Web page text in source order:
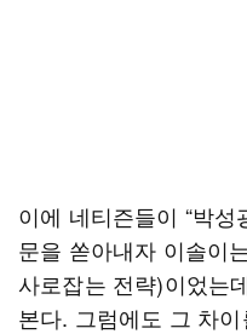
이에 네티즌들이 “박
문을 쏟아내자 이솔이
사로잡는 전략)이었는
본다. 그럼에도 그 차